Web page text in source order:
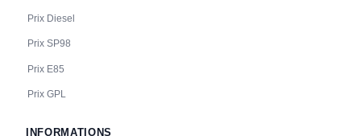
Prix Diesel
Prix SP98
Prix E85
Prix GPL
INFORMATIONS